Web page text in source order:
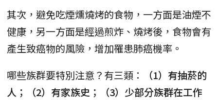
其次，避免吃煙燻燒烤的食物，一方面是油煙不
健康，另一方面是經過煎炸、燒烤後，食物會有
產生致癌物的風險，增加罹患肺癌機率。
哪些族群要特別注意？有三類：
（1）有抽菸的
人；（2）有家族史；（3）少部分族群在工作